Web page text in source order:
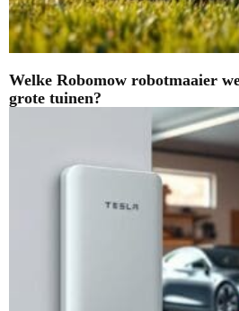
Welke Robomow robotmaaier
grote tuinen?